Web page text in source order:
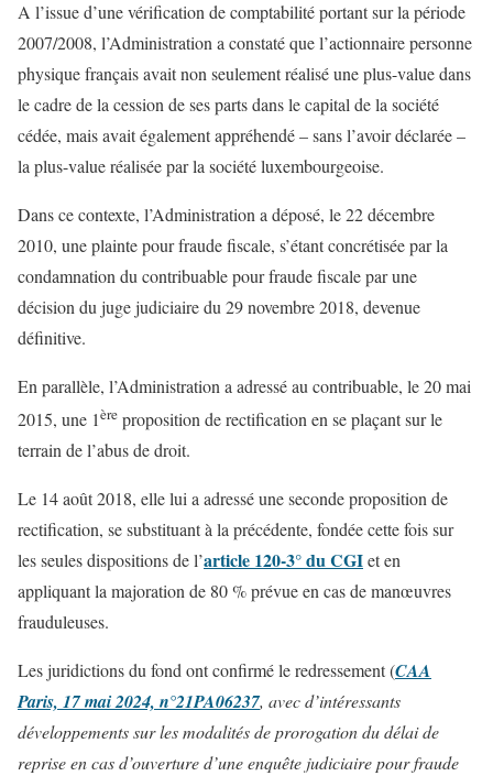
A l’issue d’une vérification de comptabilité portant sur la période
2007/2008, l’Administration a constaté que l’actionnaire personne
physique français avait non seulement réalisé une plus-value dans
le cadre de la cession de ses parts dans le capital de la société
cédée, mais avait également appréhendé – sans l’avoir déclarée –
la plus-value réalisée par la société luxembourgeoise.
Dans ce contexte, l’Administration a déposé, le 22 décembre
2010, une plainte pour fraude fiscale, s’étant concrétisée par la
condamnation du contribuable pour fraude fiscale par une
décision du juge judiciaire du 29 novembre 2018, devenue
définitive.
En parallèle, l’Administration a adressé au contribuable, le 20 mai
2015, une 1ère proposition de rectification en se plaçant sur le
terrain de l’abus de droit.
Le 14 août 2018, elle lui a adressé une seconde proposition de
rectification, se substituant à la précédente, fondée cette fois sur
les seules dispositions de l’article 120-3° du CGIet en
appliquant la majoration de 80 % prévue en cas de manœuvres
frauduleuses.
Les juridictions du fond ont confirmé le redressement (CAA
Paris, 17 mai 2024, n°21PA06237, avec d’intéressants
développements sur les modalités de prorogation du délai de
reprise en cas d’ouverture d’une enquête judiciaire pour fraude